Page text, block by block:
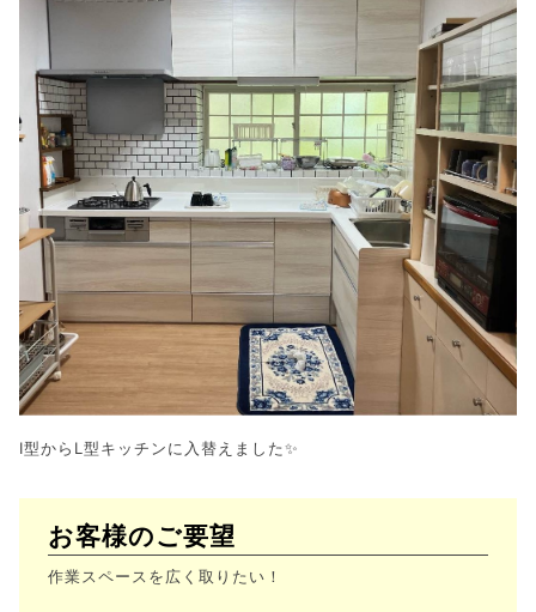
I型からL型キッチンに入替えました✨
お客様のご要望
作業スペースを広く取りたい！